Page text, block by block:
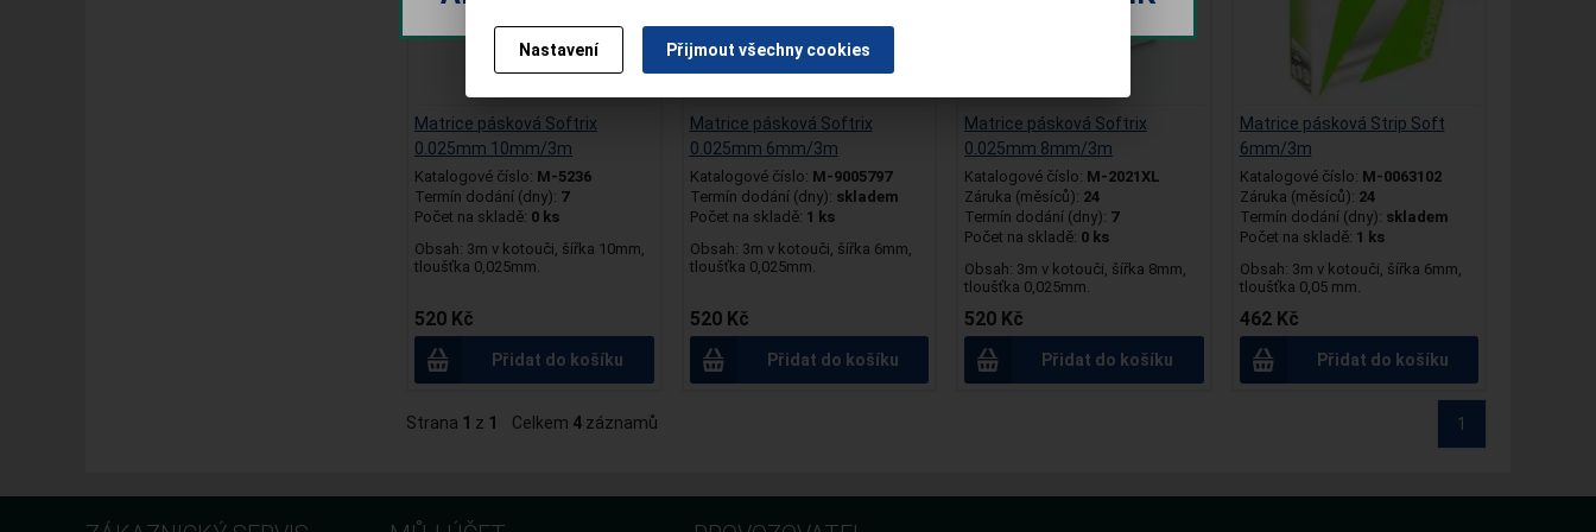
Matrice pásková Softrix
0.025mm 10mm/3m
Katalogové číslo: M-5236
Termín dodání (dny): 7
Počet na skladě: 0 ks
Obsah: 3m v kotouči, šířka 10mm,
tloušťka 0,025mm.
520 Kč
Přidat do košíku
Matrice pásková Softrix
0.025mm 6mm/3m
Katalogové číslo: M-9005797
Termín dodání (dny): skladem
Počet na skladě: 1 ks
Obsah: 3m v kotouči, šířka 6mm,
tloušťka 0,025mm.
520 Kč
Přidat do košíku
Matrice pásková Softrix
0.025mm 8mm/3m
Katalogové číslo: M-2021XL
Záruka (měsíců): 24
Termín dodání (dny): 7
Počet na skladě: 0 ks
Obsah: 3m v kotouči, šířka 8mm,
tloušťka 0,025mm.
520 Kč
Přidat do košíku
Matrice pásková Strip Soft
6mm/3m
Katalogové číslo: M-0063102
Záruka (měsíců): 24
Termín dodání (dny): skladem
Počet na skladě: 1 ks
Obsah: 3m v kotouči, šířka 6mm,
tloušťka 0,05 mm.
462 Kč
Přidat do košíku
Strana 1 z 1 Celkem 4 záznamů 1
Nastavení Přijmout všechny cookies